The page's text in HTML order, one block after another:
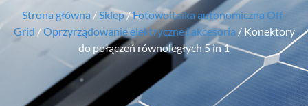
Strona główna / Sklep/Fotowoltaika autonomiczna Off-
Grid /Oprzyrządowanie elektryczne i akcesoria / Konektory
do połączeń równoległych 5 in 1